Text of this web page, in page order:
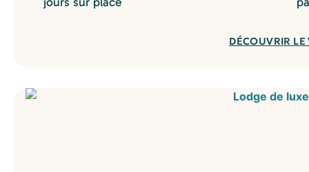
DÉCOUVRIR LE